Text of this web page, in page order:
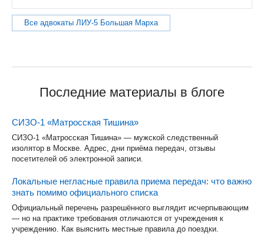
Все адвокаты ЛИУ-5 Большая Марха
Последние материалы в блоге
СИЗО-1 «Матросская Тишина»
СИЗО-1 «Матросская Тишина» — мужской следственный
изолятор в Москве. Адрес, дни приёма передач, отзывы
посетителей об электронной записи.
Локальные негласные правила приема передач: что важно
знать помимо официального списка
Официальный перечень разрешённого выглядит исчерпывающим
— но на практике требования отличаются от учреждения к
учреждению. Как выяснить местные правила до поездки.